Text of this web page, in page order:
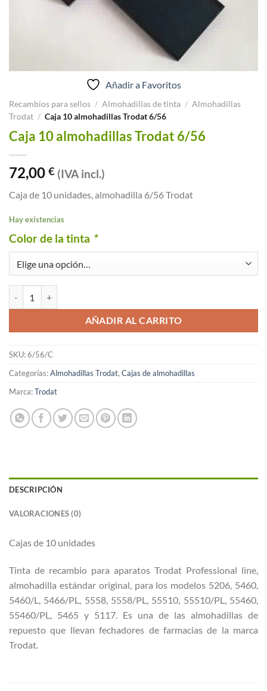
Añadir a Favoritos
Recambios para sellos / Almohadillas de tinta / Almohadillas
Trodat / Caja 10 almohadillas Trodat 6/56
Caja 10 almohadillas Trodat 6/56
72,00 € (IVA incl.)
Caja de 10 unidades, almohadilla 6/56 Trodat
Hay existencias
Color de la tinta *
AÑADIR AL CARRITO
SKU:6/56/C
Categorías:Almohadillas Trodat, Cajas de almohadillas
Marca:Trodat
DESCRIPCIÓN
VALORACIONES (0)
Cajas de 10 unidades
Tinta de recambio para aparatos Trodat Professional line,
almohadilla estándar original, para los modelos 5206, 5460,
5460/L, 5466/PL, 5558, 5558/PL, 55510, 55510/PL, 55460,
55460/PL, 5465 y 5117. Es una de las almohadillas de
repuesto que llevan fechadores de farmacias de la marca
Trodat.